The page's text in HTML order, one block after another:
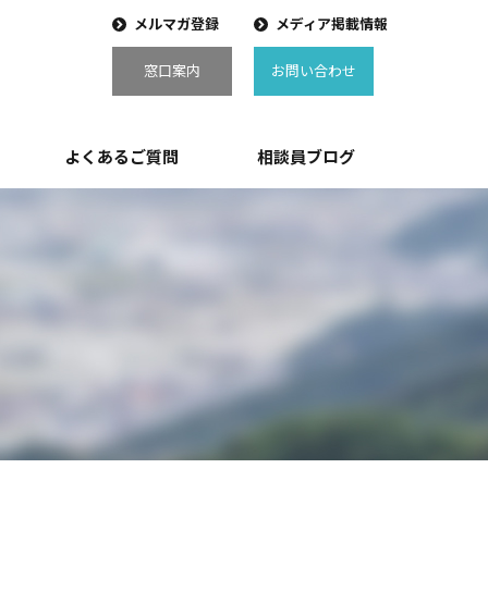
メルマガ登録
窓口案内
メディア掲載情報
お問い合わせ
よくあるご質問 相談員ブログ